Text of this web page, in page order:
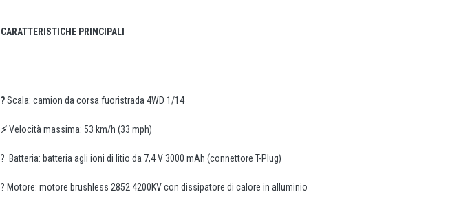
CARATTERISTICHE PRINCIPALI
?Scala: camion da corsa fuoristrada 4WD 1/14
⚡Velocità massima: 53 km/h (33 mph)
? Batteria: batteria agli ioni di litio da 7,4 V 3000 mAh (connettore T-Plug)
? Motore: motore brushless 2852 4200KV con dissipatore di calore in alluminio